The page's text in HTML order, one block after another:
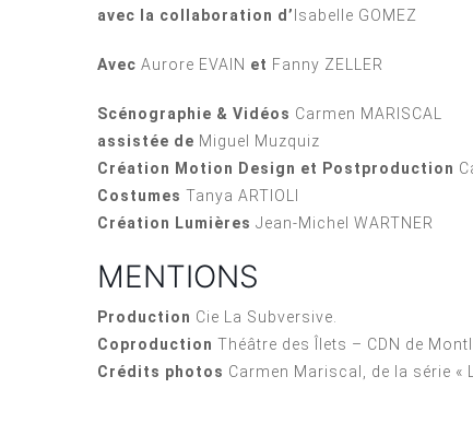
avec la collaboration d’ Isabelle GOMEZ
Avec Aurore EVAIN et Fanny ZELLER
Scénographie & Vidéos Carmen MARISCAL
assistée de Miguel Muzquiz
Création Motion Design et Postproduction
Costumes Tanya ARTIOLI
Création Lumières Jean-Michel WARTNER
MENTIONS
Production Cie La Subversive.
Coproduction Théâtre des Îlets – CDN de
Crédits photos Carmen Mariscal, de la série «